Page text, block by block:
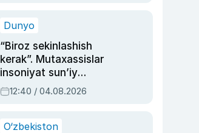
Dunyo
“Biroz sekinlashish
kerak”. Mutaxassislar
insoniyat sun’iy
intellektni boshqara
olmay qolishidan xavotir
12:40 / 04.08.2026
O‘zbekiston